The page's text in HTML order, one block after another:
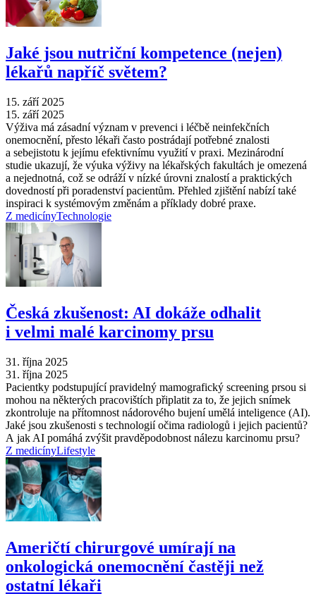
Jaké jsou nutriční kompetence (nejen)
lékařů napříč světem?
15. září 2025
15. září 2025
Výživa má zásadní význam v prevenci i léčbě neinfekčních
onemocnění, přesto lékaři často postrádají potřebné znalosti
a sebejistotu k jejímu efektivnímu využití v praxi. Mezinárodní
studie ukazují, že výuka výživy na lékařských fakultách je omezená
a nejednotná, což se odráží v nízké úrovni znalostí a praktických
dovedností při poradenství pacientům. Přehled zjištění nabízí také
inspiraci k systémovým změnám a příklady dobré praxe.
Z medicínyTechnologie
Česká zkušenost: AI dokáže odhalit
i velmi malé karcinomy prsu
31. října 2025
31. října 2025
Pacientky podstupující pravidelný mamografický screening prsou si
mohou na některých pracovištích připlatit za to, že jejich snímek
zkontroluje na přítomnost nádorového bujení umělá inteligence (AI).
Jaké jsou zkušenosti s technologií očima radiologů i jejich pacientů?
A jak AI pomáhá zvýšit pravděpodobnost nálezu karcinomu prsu?
Z medicínyLifestyle
Američtí chirurgové umírají na
onkologická onemocnění častěji než
ostatní lékaři